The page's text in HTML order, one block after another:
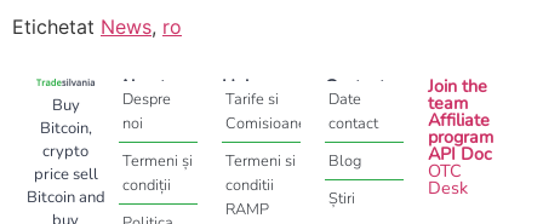
Etichetat News, ro
Buy
Bitcoin,
crypto
price sell
Bitcoin and
About
Despre
noi
Termeni și
condiții
Help
Tarife si
Comisioane
Termeni si
conditii
RAMP
Contact
Date
contact
Blog
Știri
Join the
team
Affiliate
program
API Doc
OTC
Desk